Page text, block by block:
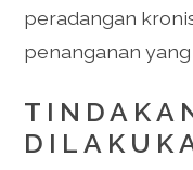
peradangan
penanganan yang